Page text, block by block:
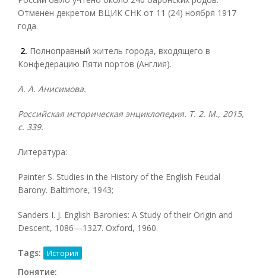
Отменен декретом ВЦИК СНК от 11 (24) ноября 1917
года.
2. Полноправный житель города, входящего в
Конфедерацию Пяти портов (Англия).
А. А. Анисимова.
Российская историческая энциклопедия. Т. 2. М., 2015,
с. 339.
Литература:
Painter S. Studies in the History of the English Feudal
Barony. Baltimore, 1943;
Sanders I. J. English Baronies: A Study of their Origin and
Descent, 1086—1327. Oxford, 1960.
Tags: История
Понятие: